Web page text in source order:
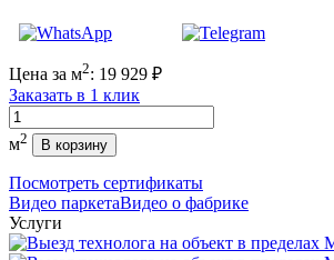
Цена за м2: 19 929 ₽
Заказать в 1 клик
Количество
м2 В корзину
Посмотреть сертификаты
Видео паркетаВидео о фабрике
Услуги